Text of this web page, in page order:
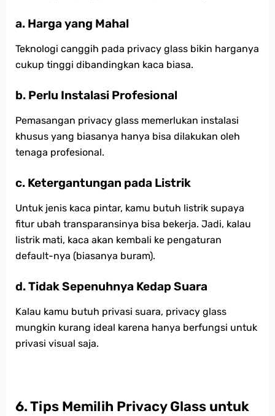
a. Harga yang Mahal
Teknologi canggih pada privacy glass bikin harganya
cukup tinggi dibandingkan kaca biasa.
b. Perlu Instalasi Profesional
Pemasangan privacy glass memerlukan instalasi
khusus yang biasanya hanya bisa dilakukan oleh
tenaga profesional.
c. Ketergantungan pada Listrik
Untuk jenis kaca pintar, kamu butuh listrik supaya
fitur ubah transparansinya bisa bekerja. Jadi, kalau
listrik mati, kaca akan kembali ke pengaturan
default-nya (biasanya buram).
d. Tidak Sepenuhnya Kedap Suara
Kalau kamu butuh privasi suara, privacy glass
mungkin kurang ideal karena hanya berfungsi untuk
privasi visual saja.
6.Tips Memilih Privacy Glass untuk